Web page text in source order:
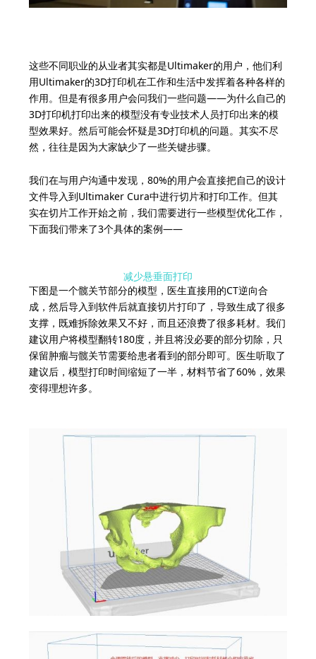
这些不同职业的从业者其实都是Ultimaker的用户，他们利
用Ultimaker的3D打印机在工作和生活中发挥着各种各样的
作用。但是有很多用户会问我们一些问题——为什么自己的
3D打印机打印出来的模型没有专业技术人员打印出来的模
型效果好。然后可能会怀疑是3D打印机的问题。其实不尽
然，往往是因为大家缺少了一些关键步骤。
我们在与用户沟通中发现，80%的用户会直接把自己的设计
文件导入到Ultimaker Cura中进行切片和打印工作。但其
实在切片工作开始之前，我们需要进行一些模型优化工作，
下面我们带来了3个具体的案例——
减少悬垂面打印
下图是一个髋关节部分的模型，医生直接用的CT逆向合
成，然后导入到软件后就直接切片打印了，导致生成了很多
支撑，既难拆除效果又不好，而且还浪费了很多耗材。我们
建议用户将模型翻转180度，并且将没必要的部分切除，只
保留肿瘤与髋关节需要给患者看到的部分即可。医生听取了
建议后，模型打印时间缩短了一半，材料节省了60%，效果
变得理想许多。